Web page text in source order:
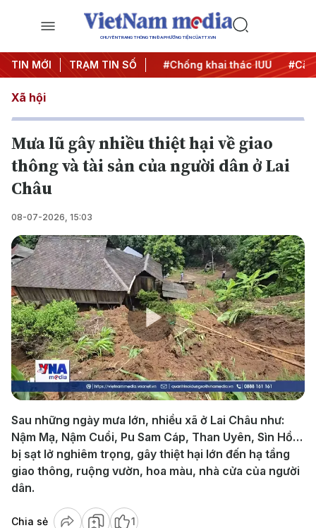
CHUYÊN TRANG THÔNG TIN ĐA PHƯƠNG TIỆN CỦA TTXVN
TIN MỚI TRẠM TIN SỐ
#Chiến dịch 500 ngày đêm #Chống khai thác IUU
Xã hội
Mưa lũ gây nhiều thiệt hại về giao
thông và tài sản của người dân ở Lai
Châu
08-07-2026, 15:03
Play
Video
Sau những ngày mưa lớn, nhiều xã ở Lai Châu như:
Nậm Mạ, Nậm Cuổi, Pu Sam Cáp, Than Uyên, Sìn Hồ…
bị sạt lở nghiêm trọng, gây thiệt hại lớn đến hạ tầng
giao thông, ruộng vườn, hoa màu, nhà cửa của người
dân.
Chia sẻ 1